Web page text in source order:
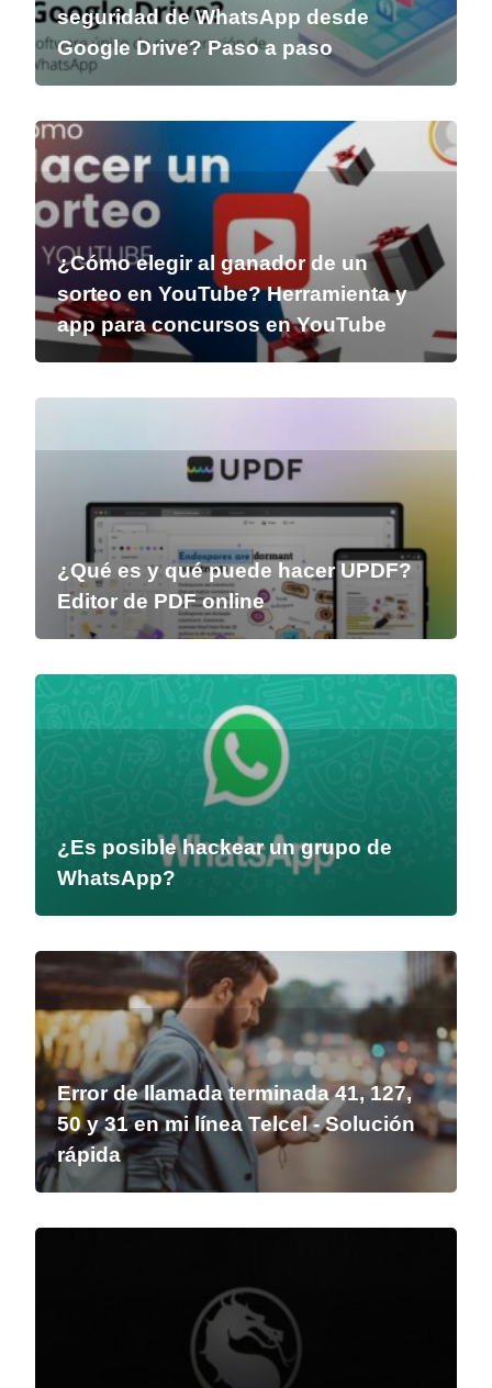
seguridad de WhatsApp desde
Google Drive? Paso a paso
¿Cómo elegir al ganador de un
sorteo en YouTube? Herramienta y
app para concursos en YouTube
¿Qué es y qué puede hacer UPDF?
Editor de PDF online
¿Es posible hackear un grupo de
WhatsApp?
Error de llamada terminada 41, 127,
50 y 31 en mi línea Telcel - Solución
rápida